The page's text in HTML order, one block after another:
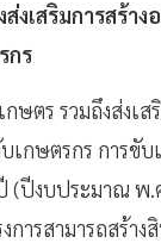
เสริมการสร้าง
กร
ษตร รวมถึงส่งเส
เกษตรกร การขั
(ปีงบประมาณ พ
การสามารถสร้า